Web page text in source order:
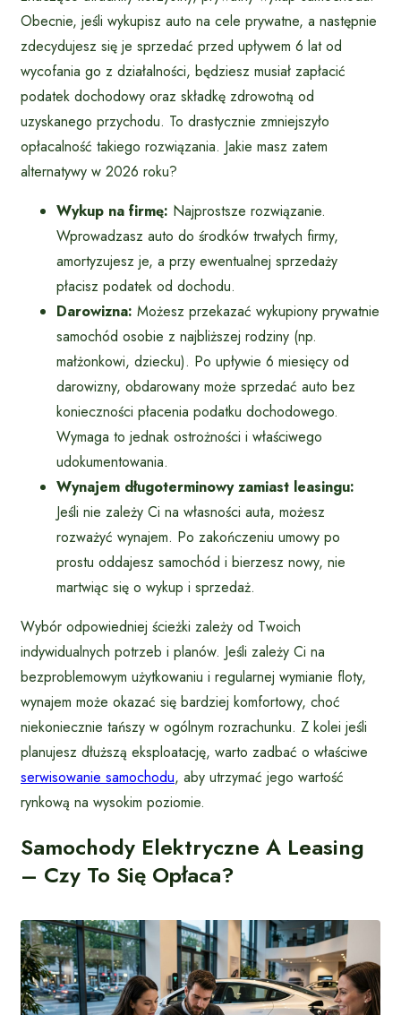
Obecnie, jeśli wykupisz auto na cele prywatne, a następnie
zdecydujesz się je sprzedać przed upływem 6 lat od
wycofania go z działalności, będziesz musiał zapłacić
podatek dochodowy oraz składkę zdrowotną od
uzyskanego przychodu. To drastycznie zmniejszyło
opłacalność takiego rozwiązania. Jakie masz zatem
alternatywy w 2026 roku?
Wykup na firmę: Najprostsze rozwiązanie.
Wprowadzasz auto do środków trwałych firmy,
amortyzujesz je, a przy ewentualnej sprzedaży
płacisz podatek od dochodu.
Darowizna: Możesz przekazać wykupiony prywatnie
samochód osobie z najbliższej rodziny (np.
małżonkowi, dziecku). Po upływie 6 miesięcy od
darowizny, obdarowany może sprzedać auto bez
konieczności płacenia podatku dochodowego.
Wymaga to jednak ostrożności i właściwego
udokumentowania.
Wynajem długoterminowy zamiast leasingu:
Jeśli nie zależy Ci na własności auta, możesz
rozważyć wynajem. Po zakończeniu umowy po
prostu oddajesz samochód i bierzesz nowy, nie
martwiąc się o wykup i sprzedaż.
Wybór odpowiedniej ścieżki zależy od Twoich
indywidualnych potrzeb i planów. Jeśli zależy Ci na
bezproblemowym użytkowaniu i regularnej wymianie floty,
wynajem może okazać się bardziej komfortowy, choć
niekoniecznie tańszy w ogólnym rozrachunku. Z kolei jeśli
planujesz dłuższą eksploatację, warto zadbać o właściwe
serwisowanie samochodu, aby utrzymać jego wartość
rynkową na wysokim poziomie.
Samochody Elektryczne A Leasing
– Czy To Się Opłaca?